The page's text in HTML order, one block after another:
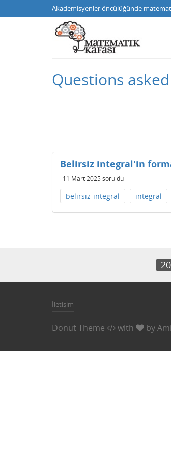
Akademisyenler öncülüğünde
Questions
Belirsiz integral'in
11 Mart 2025 soruldu
belirsiz-integral integral
İletişim
Donut Theme with by